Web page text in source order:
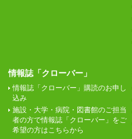
情報誌「クローバー」
情報誌「クローバー」購読のお申し
込み
施設・大学・病院・図書館のご担当
者の方で情報誌「クローバー」をご
希望の方はこちらから